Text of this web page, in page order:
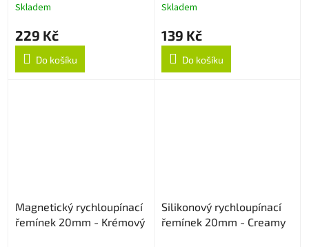
Skladem
229 Kč
Do košíku
Skladem
139 Kč
Do košíku
Magnetický rychloupínací
řemínek 20mm - Krémový
Silikonový rychloupínací
řemínek 20mm - Creamy